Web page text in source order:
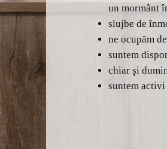
un mormânt
slujbe de
ne ocupăm
suntem
chiar şi
suntem